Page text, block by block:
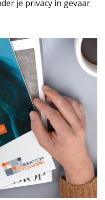
je privacy in gevaar